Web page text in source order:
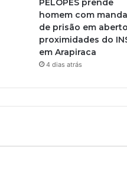
PELOPES prende
homem com
de prisão em
proximidades do
em Arapiraca
4 dias atrás